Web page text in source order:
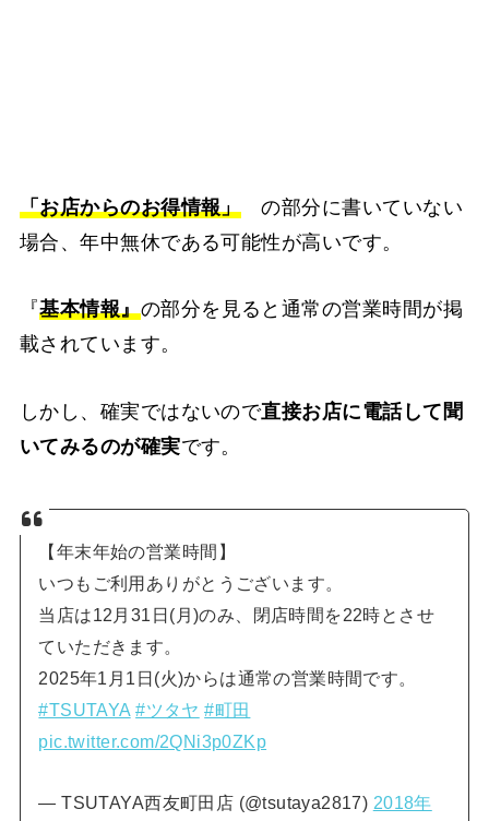
「お店からのお得情報」の部分に書いていない
場合、年中無休である可能性が高いです。
『基本情報』の部分を見ると通常の営業時間が掲
載されています。
しかし、確実ではないので直接お店に電話して聞
いてみるのが確実です。
【年末年始の営業時間】
いつもご利用ありがとうございます。
当店は12月31日(月)のみ、閉店時間を22時とさせ
ていただきます。
2025年1月1日(火)からは通常の営業時間です。
#TSUTAYA #ツタヤ #町田
pic.twitter.com/2QNi3p0ZKp
— TSUTAYA西友町田店 (@tsutaya2817) 2018年